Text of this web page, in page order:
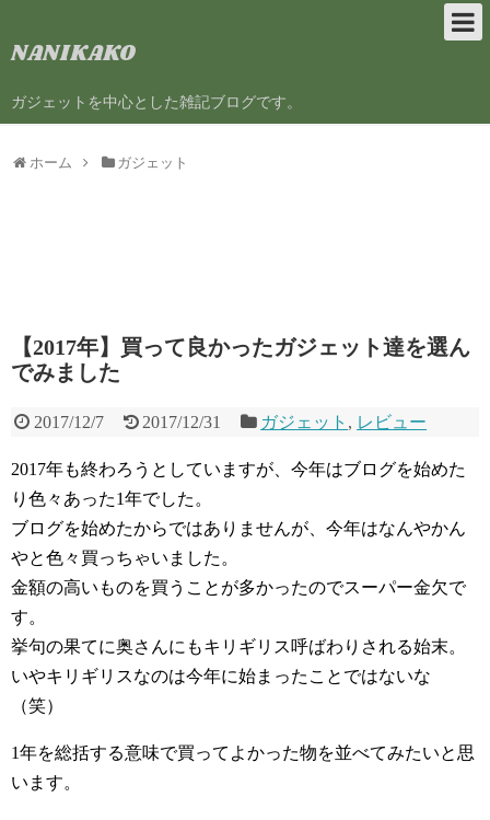
NANIKAKO
ガジェットを中心とした雑記ブログです。
ホーム ガジェット
【2017年】買って良かったガジェット達を選ん
でみました
2017/12/7 2017/12/31 ガジェット , レビュー
2017年も終わろうとしていますが、今年はブログを始めた
り色々あった1年でした。
ブログを始めたからではありませんが、今年はなんやかん
やと色々買っちゃいました。
金額の高いものを買うことが多かったのでスーパー金欠で
す。
挙句の果てに奥さんにもキリギリス呼ばわりされる始末。
いやキリギリスなのは今年に始まったことではないな
（笑）
1年を総括する意味で買ってよかった物を並べてみたいと思
います。